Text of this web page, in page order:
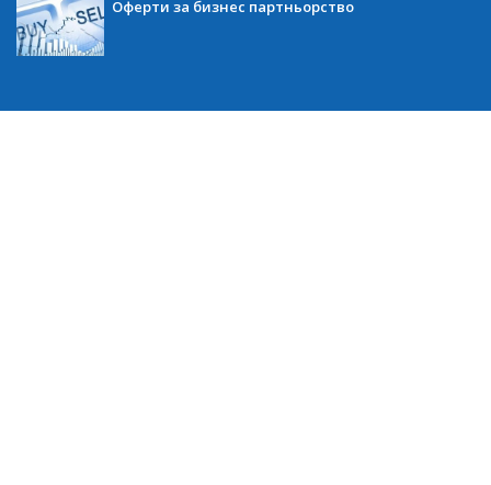
Оферти за бизнес партньорство